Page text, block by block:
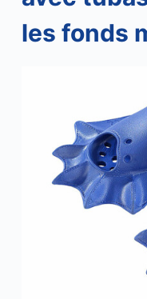
les fonds